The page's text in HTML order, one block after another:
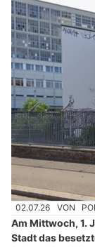
02.07.26 VON
Am Mittwoch, 1.
Stadt das